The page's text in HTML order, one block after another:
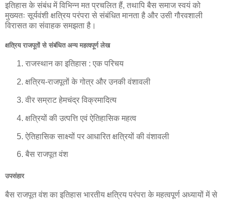
इतिहास के संबंध में विभिन्न मत प्रचलित हैं, तथापि बैस समाज स्वयं को
मुख्यतः सूर्यवंशी क्षत्रिय परंपरा से संबंधित मानता है और उसी गौरवशाली
विरासत का संवाहक समझता है।
क्षत्रिय राजपूतों से संबंधित अन्य महत्वपूर्ण लेख
राजस्थान का इतिहास : एक परिचय
क्षत्रिय-राजपूतों के गोत्र और उनकी वंशावली
वीर सम्राट हेमचंद्र विक्रमादित्य
क्षत्रियों की उत्पत्ति एवं ऐतिहासिक महत्व
ऐतिहासिक साक्ष्यों पर आधारित क्षत्रियों की वंशावली
बैस राजपूत वंश
उपसंहार
बैस राजपूत वंश का इतिहास भारतीय क्षत्रिय परंपरा के महत्वपूर्ण अध्यायों में से